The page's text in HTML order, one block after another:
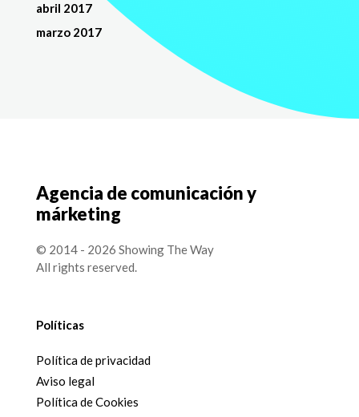
abril 2017
marzo 2017
Agencia de comunicación y
márketing
© 2014 - 2026 Showing The Way
All rights reserved.
Políticas
Política de privacidad
Aviso legal
Política de Cookies